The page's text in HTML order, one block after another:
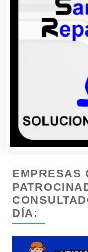
Buceo
Cajas de
Camiones
Cancelería
Carnicerías
EMPRESAS
DÍA: